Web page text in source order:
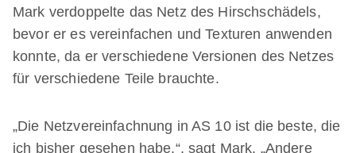
Mark verdoppelte das Netz des Hirschschädels,
bevor er es vereinfachen und Texturen anwenden
konnte, da er verschiedene Versionen des Netzes
für verschiedene Teile brauchte.
„Die Netzvereinfachnung in AS 10 ist die beste, die
ich bisher gesehen habe.“, sagt Mark. „Andere